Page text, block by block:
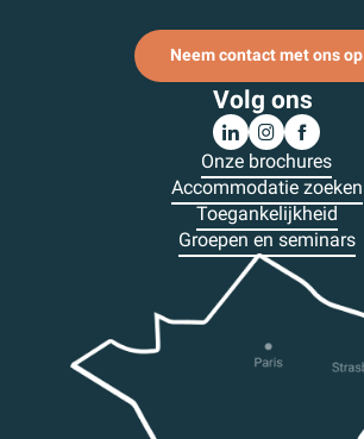
Neem contact met ons op
Volg ons
Onze brochures
Accommodatie zoeken
Toegankelijkheid
Groepen en seminars